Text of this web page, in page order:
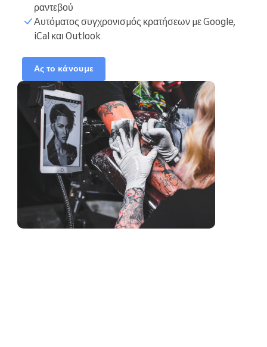
ραντεβού
Αυτόματος συγχρονισμός κρατήσεων με Google,
iCal και Outlook
Ας το κάνουμε